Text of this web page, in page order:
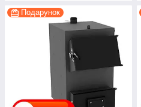
Подарунок